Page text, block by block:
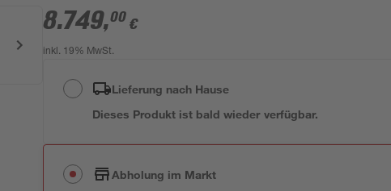
8.749,00 €
inkl. 19% MwSt.
Lieferung nach Hause
Dieses Produkt ist bald wieder verfügbar.
Abholung im Markt